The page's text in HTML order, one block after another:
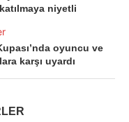
niyetli
oyuncu ve
karşı uyardı